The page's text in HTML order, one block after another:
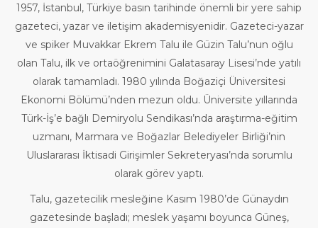
1957, İstanbul, Türkiye basın tarihinde önemli bir yere sahip
gazeteci, yazar ve iletişim akademisyenidir. Gazeteci-yazar
ve spiker Muvakkar Ekrem Talu ile Güzin Talu’nun oğlu
olan Talu, ilk ve ortaöğrenimini Galatasaray Lisesi’nde yatılı
olarak tamamladı. 1980 yılında Boğaziçi Üniversitesi
Ekonomi Bölümü’nden mezun oldu. Üniversite yıllarında
Türk-İş’e bağlı Demiryolu Sendikası’nda araştırma-eğitim
uzmanı, Marmara ve Boğazlar Belediyeler Birliği’nin
Uluslararası İktisadi Girişimler Sekreteryası’nda sorumlu
olarak görev yaptı.
Talu, gazetecilik mesleğine Kasım 1980’de Günaydın
gazetesinde başladı; meslek yaşamı boyunca Güneş,